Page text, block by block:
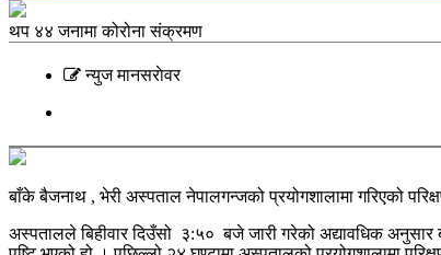
थप ४४ जनामा कोरोना संक्रमण
न्युज मानसराेवर
बाँके बैजनाथ , भेरी अस्पताल नेपालगन्जको प्रयोगशालामा गरिएको
अस्पतालले बिहीवार दिउँसो ३:५० बजे जारी गरेको अद्यावधिक